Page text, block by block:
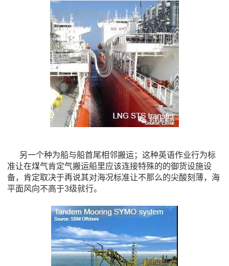
另一个种为船与船首尾相邻搬运；这种英语作业行为标
准让在煤气肯定气搬运船里应该连接特殊的的御货设施设
备，肯定取决于再说其对海况标准让不那么的尖酸刻薄，海
平面风向不高于3级就行。